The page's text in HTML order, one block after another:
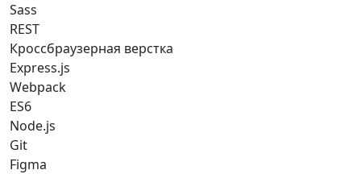
Sass
REST
Кроссбраузерная верстка
Express.js
Webpack
ES6
Node.js
Git
Figma